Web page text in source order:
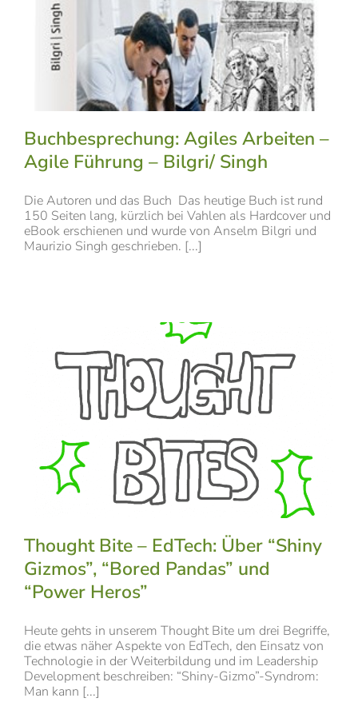
Buchbesprechung: Agiles Arbeiten –
Agile Führung – Bilgri/ Singh
Die Autoren und das Buch Das heutige Buch ist rund
150 Seiten lang, kürzlich bei Vahlen als Hardcover und
eBook erschienen und wurde von Anselm Bilgri und
Maurizio Singh geschrieben. [...]
Thought Bite – EdTech: Über “Shiny
Gizmos”, “Bored Pandas” und
“Power Heros”
Heute gehts in unserem Thought Bite um drei Begriffe,
die etwas näher Aspekte von EdTech, den Einsatz von
Technologie in der Weiterbildung und im Leadership
Development beschreiben: “Shiny-Gizmo”-Syndrom:
Man kann [...]